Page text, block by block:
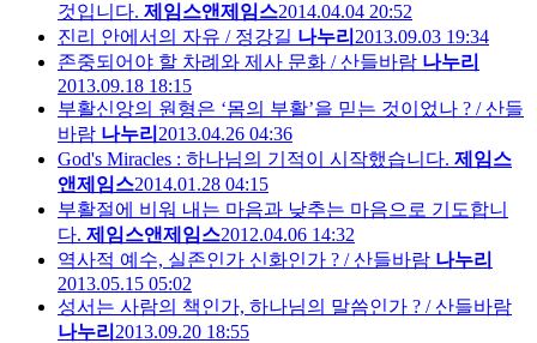
것입니다. 제임스앤제임스2014.04.04 20:52
진리 안에서의 자유 / 정강길 나누리 2013.09.03 19:34
존중되어야 할 차례와 제사 문화 / 산들바람 나누리
2013.09.18 18:15
부활신앙의 원형은 ‘몸의 부활’을 믿는 것이었나 ? / 산들
바람 나누리 2013.04.26 04:36
God's Miracles : 하나님의 기적이 시작했습니다. 제임스
앤제임스2014.01.28 04:15
부활절에 비워 내는 마음과 낮추는 마음으로 기도합니
다. 제임스앤제임스2012.04.06 14:32
역사적 예수, 실존인가 신화인가 ? / 산들바람 나누리
2013.05.15 05:02
성서는 사람의 책인가, 하나님의 말씀인가 ? / 산들바람
나누리 2013.09.20 18:55